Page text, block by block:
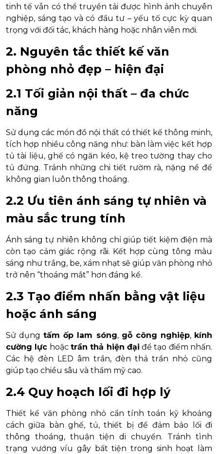
tinh tế vẫn có thể truyền tải được hình ảnh chuyên
nghiệp, sáng tạo và có đầu tư – yếu tố cực kỳ quan
trọng với đối tác, khách hàng hoặc nhân viên mới.
2. Nguyên tắc thiết kế văn
phòng nhỏ đẹp – hiện đại
2.1 Tối giản nội thất – đa chức
năng
Sử dụng các món đồ nội thất có thiết kế thông minh,
tích hợp nhiều công năng như: bàn làm việc kết hợp
tủ tài liệu, ghế có ngăn kéo, kệ treo tường thay cho
tủ đứng. Tránh những chi tiết rườm rà, nặng nề để
không gian luôn thông thoáng.
2.2 Ưu tiên ánh sáng tự nhiên và
màu sắc trung tính
Ánh sáng tự nhiên không chỉ giúp tiết kiệm điện mà
còn tạo cảm giác rộng rãi. Kết hợp cùng tông màu
sáng như trắng, be, xám nhạt sẽ giúp văn phòng nhỏ
trở nên “thoáng mắt” hơn đáng kể.
2.3 Tạo điểm nhấn bằng vật liệu
hoặc ánh sáng
Sử dụngtấm ốp lam sóng, gỗ công nghiệp, kính
cường lực hoặc trần thả hiện đại để tạo điểm nhấn.
Các hệ đèn LED âm trần, đèn thả trần nhỏ cũng
giúp tạo chiều sâu và thẩm mỹ cao.
2.4 Quy hoạch lối đi hợp lý
Thiết kế văn phòng nhỏ cần tính toán kỹ khoảng
cách giữa bàn ghế, tủ, thiết bị để đảm bảo lối đi
thông thoáng, thuận tiện di chuyển. Tránh tình
trạng vướng víu gây bất tiện trong sinh hoạt làm